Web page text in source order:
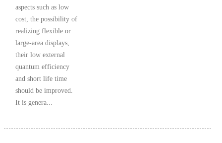
aspects such as low
cost, the possibility of
realizing flexible or
large-area displays,
their low external
quantum efficiency
and short life time
should be improved.
It is genera...